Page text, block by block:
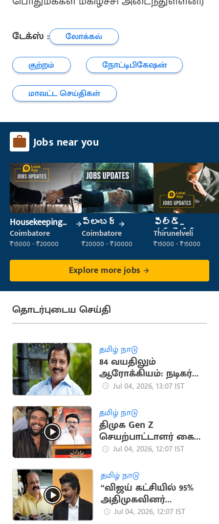
டேக்ஸ் :
லோக்கல்
குற்றம்
நோட்டிபிகேஷன்
மாவட்ட செய்திகள்
Jobs near you
Housekeeping
Staff
(Housekeeping)
Coimbatore
₹15000 - ₹20000
ప్లంబర్
Coimbatore
₹20000 - ₹30000
ఫీల్డ్
మార్కెటింగ్
ఎగ్జిక్యూటివ్
Thirunelveli
₹15000 - ₹15000
Explore more jobs
தொடர்புடைய செய்தி
தமிழ் நாடு
84 வயதிலும்
ஆரோக்கியம்: நடிகர்
சிவக்குமார் பகிர்ந்த
Jul 04, 2026, 13:07 IST
தமிழ் நாடு
திமுக Gen Z
செயற்பாட்டாளர் கைது
ரத்துJul 04, 2026, 12:07 IST
தமிழ் நாடு
“விஜய் கட்சியில் 95%
அதிமுகவினர்
உள்ளனர்”.. தவெகவில்
Jul 04, 2026, 12:07 IST